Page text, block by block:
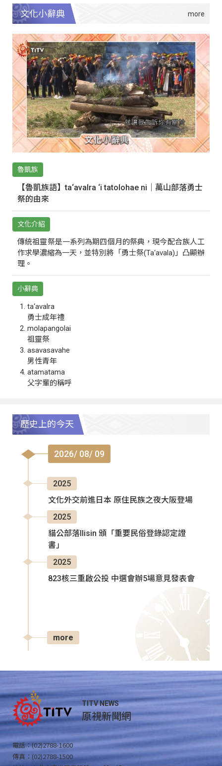
文化小辭典
魯凱族
【魯凱族語】ta‘avalra ‘i tatolohae ni｜萬山部落勇士
祭的由來
文化介紹
傳統祖靈祭是一系列為期四個月的祭典，現今配合族人工
作求學濃縮為一天，並特別將「勇士祭(Ta‘avala)」凸顯辦
理。
小辭典
ta‘avalra
勇士成年禮
molapangolai
祖靈祭
asavasavahe
男性青年
atamatama
父字輩的稱呼
歷史上的今天
2026/ 08/ 09
2025
文化外交前進日本 原住民族之夜大阪登場
2025
貓公部落Ilisin 頒「重要民俗登錄認定證
書」
2025
823核三重啟公投 中選會辦5場意見發表會
more
TITV NEWS
原視新聞網
電話：(02)2788-1600
傳真：(02)2788-1500